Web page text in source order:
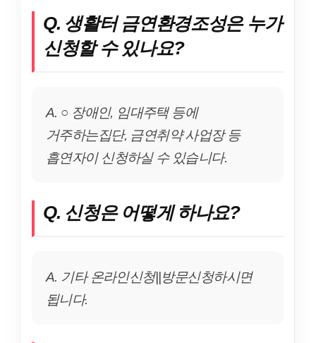
Q. 생활터 금연환경조성은 누가
신청할 수 있나요?
A. ○ 장애인, 임대주택 등에
거주하는집단, 금연취약 사업장 등
흡연자이 신청하실 수 있습니다.
Q. 신청은 어떻게 하나요?
A. 기타 온라인신청||방문신청하시면
됩니다.